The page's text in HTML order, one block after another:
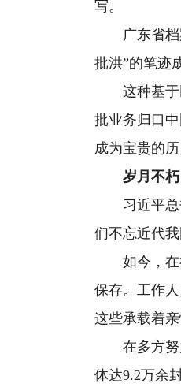
写。
广东省档案
批洪”的笔迹
这种基于民
批业务归口
成为宝贵的
岁月不
习近平总书
们不忘近代
如今，在福
保存。工作
这些承载着
在多方努力
体达9.2万余